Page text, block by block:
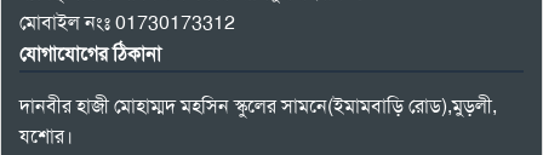
মোবাইল নংঃ 01730173312
যোগাযোগের ঠিকানা
দানবীর হাজী মোহাম্মদ মহসিন স্কুলের সামনে(ইমামবাড়ি রোড),মুড়লী,
যশোর।